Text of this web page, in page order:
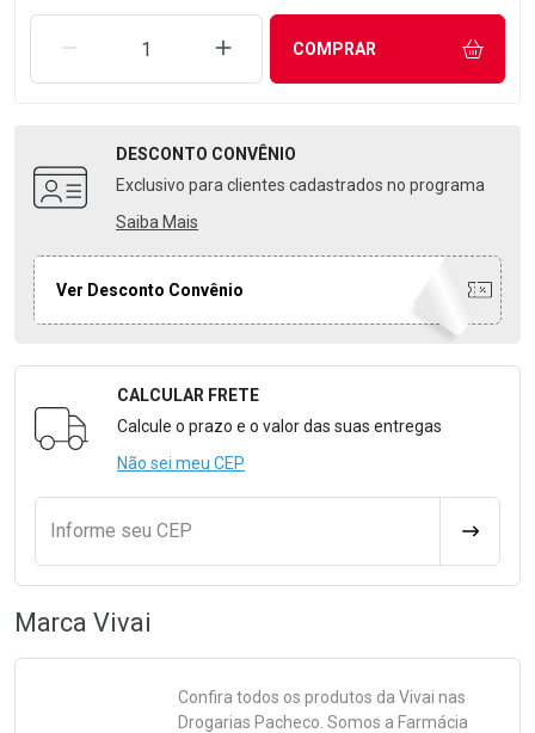
REMOVER UMA UNIDADEAUMENTAR UMA UNIDADE
COMPRAR
DESCONTO CONVÊNIO
Exclusivo para clientes cadastrados no programa
Saiba Mais
Ver Desconto Convênio
Formulário para Calcular o Frete
CALCULAR FRETE
Calcule o prazo e o valor das suas entregas
Não sei meu CEP
Informe seu CEP
Marca Vivai
Confira todos os produtos da Vivai nas
Drogarias Pacheco. Somos a Farmácia